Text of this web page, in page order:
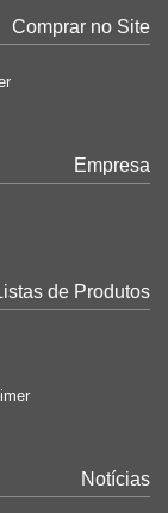
Comprar no Site
Empresa
de Produtos
Notícias